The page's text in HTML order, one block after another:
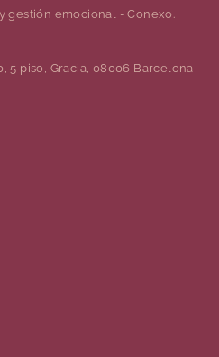
gestión emocional - Conexo.
5 piso, Gracia, 08006 Barcelona